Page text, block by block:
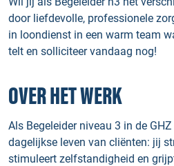
door liefdevolle, professionele
in loondienst in een warm team
telt en solliciteer vandaag nog!
OVER HET WERK
Als Begeleider niveau 3 in de
dagelijkse leven van cliënten: jij
stimuleert zelfstandigheid en